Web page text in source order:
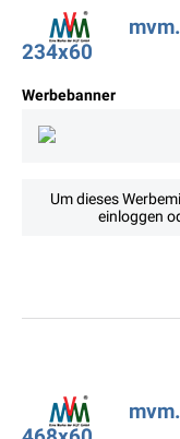
234x60
Werbebanner
Um dieses
einloggen